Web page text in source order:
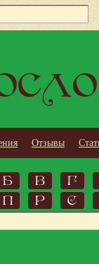
Отзывы
Б В
Г
П Р С